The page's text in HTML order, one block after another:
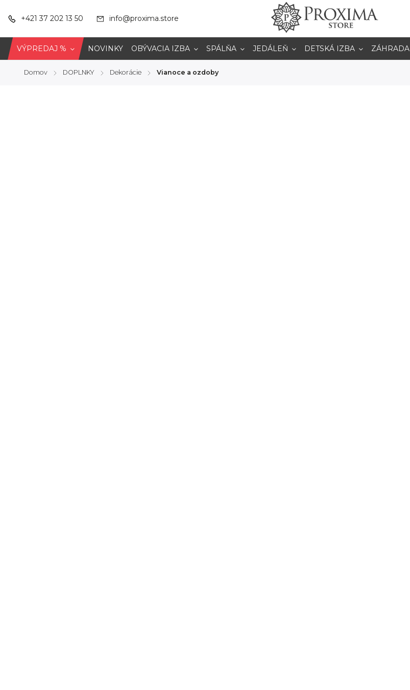
+421 37 202 13 50 info@proxima.store
VÝPREDAJ % NOVINKY OBÝVACIA IZBA SPÁLŇA JEDÁLEŇ DETSKÁ IZBA ZÁHRADA
Domov / DOPLNKY / Dekorácie / Vianoce a ozdoby